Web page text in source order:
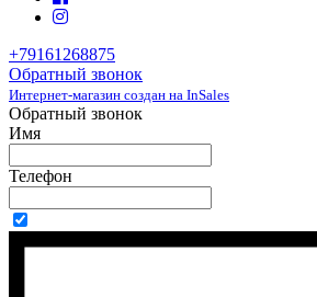
+79161268875
Обратный звонок
Интернет-магазин создан на InSales
Обратный звонок
Имя
Телефон